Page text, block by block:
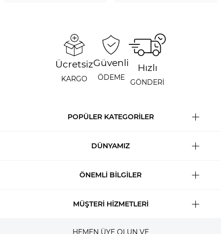
Ücretsiz
KARGO
Güvenli
ÖDEME
Hızlı
GÖNDERİ
POPÜLER KATEGORİLER
DÜNYAMIZ
ÖNEMLİ BİLGİLER
MÜŞTERİ HİZMETLERİ